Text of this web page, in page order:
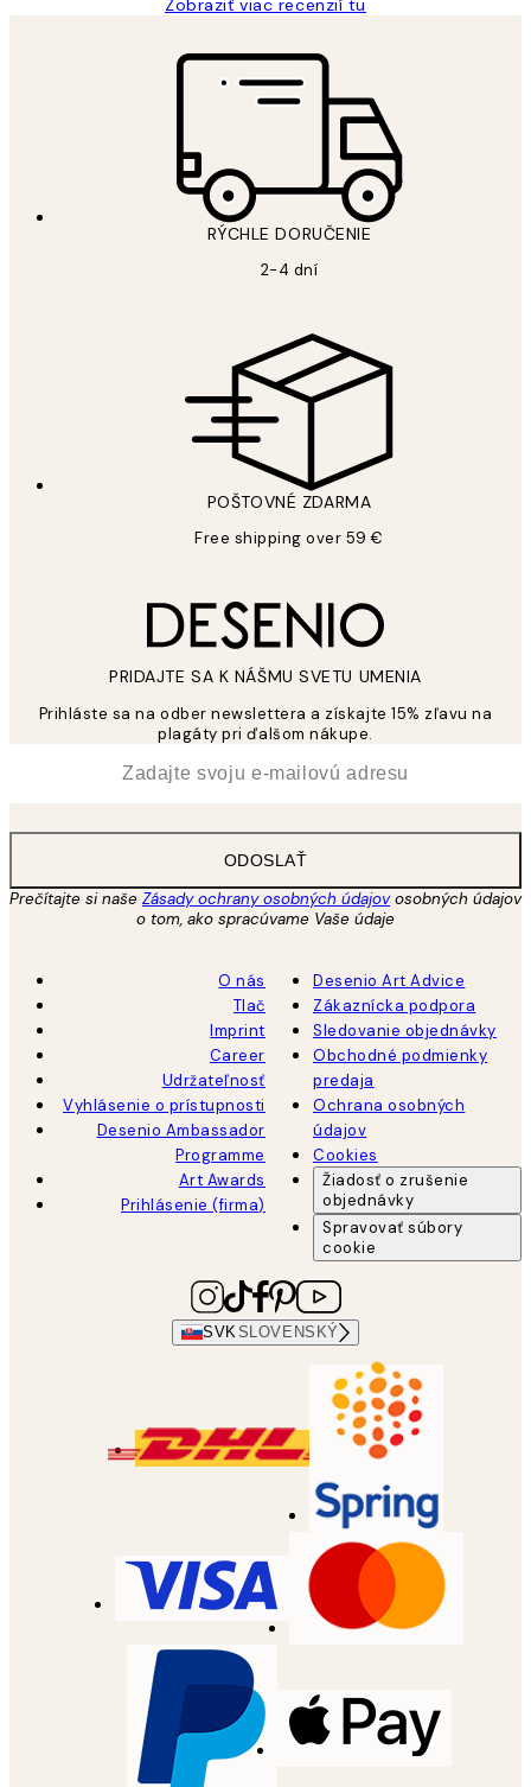
Zobraziť viac recenzií tu
RÝCHLE DORUČENIE
2-4 dní
POŠTOVNÉ ZDARMA
Free shipping over 59 €
PRIDAJTE SA K NÁŠMU SVETU UMENIA
Prihláste sa na odber newslettera a získajte 15% zľavu na
plagáty pri ďalšom nákupe.
ODOSLAŤ
Prečítajte si naše Zásady ochrany osobných údajovosobných údajov
o tom, ako spracúvame Vaše údaje
O nás
Tlač
Imprint
Career
Udržateľnosť
Vyhlásenie o prístupnosti
Desenio Ambassador
Programme
Art Awards
Prihlásenie (firma)
Desenio Art Advice
Zákaznícka podpora
Sledovanie objednávky
Obchodné podmienky
predaja
Ochrana osobných
údajov
Cookies
Žiadosť o zrušenie
objednávky
Spravovať súbory
cookie
SVKSLOVENSKÝ